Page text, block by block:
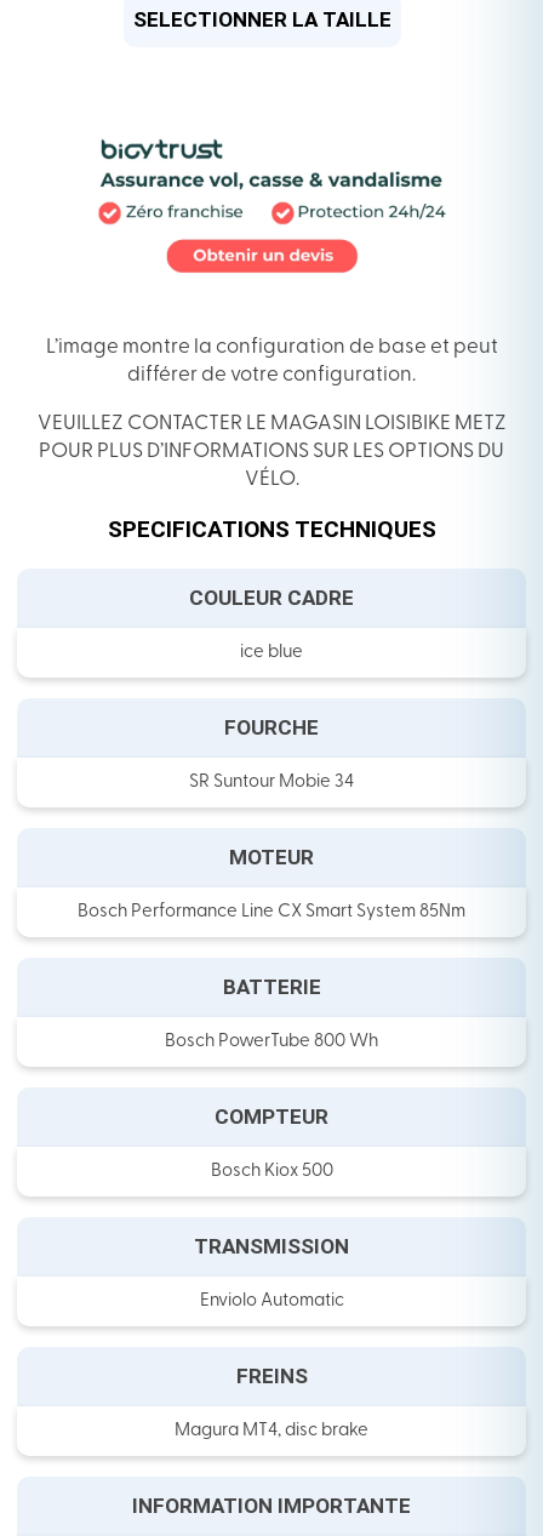
L’image montre la configuration de base et peut
différer de votre configuration.
VEUILLEZ CONTACTER LE MAGASIN LOISIBIKE METZ
POUR PLUS D’INFORMATIONS SUR LES OPTIONS DU
VÉLO.
SPECIFICATIONS TECHNIQUES
COULEUR CADRE
ice blue
FOURCHE
SR Suntour Mobie 34
MOTEUR
Bosch Performance Line CX Smart System 85Nm
BATTERIE
Bosch PowerTube 800 Wh
COMPTEUR
Bosch Kiox 500
TRANSMISSION
Enviolo Automatic
FREINS
Magura MT4, disc brake
INFORMATION IMPORTANTE